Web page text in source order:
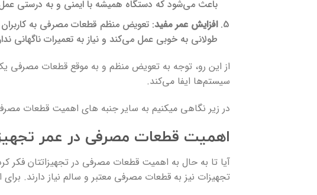
باعث می‌شود که دستگاه همیشه با ایمنی و به درستی
افزایش عمر مفید: تعویض منظم قطعات مصرفی به کاربران
طولانی به خوبی عمل می‌کند و نیاز به تعمیرات ناگهانی
از این رو، توجه به تعویض منظم و به موقع قطعات مصرفی
سیستم‌ها ایفا می‌کند.
در زیر نگاهی میکنیم به سایر جنبه های اهمیت قطعات
اهمیت قطعات مصرفی در عمر
آیا تا به حال به اهمیت قطعات مصرفی در تجهیزاتتان فکر
تجهیزات نیز به قطعات مصرفی معتبر و سالم نیاز دارند. برای